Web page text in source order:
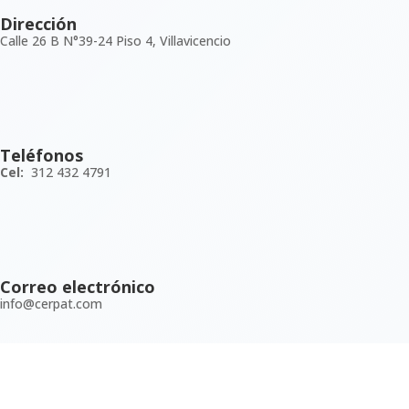
Dirección
Calle 26 B N°39-24 Piso 4, Villavicencio
Teléfonos
Cel: 312 432 4791
Correo electrónico
info@cerpat.com